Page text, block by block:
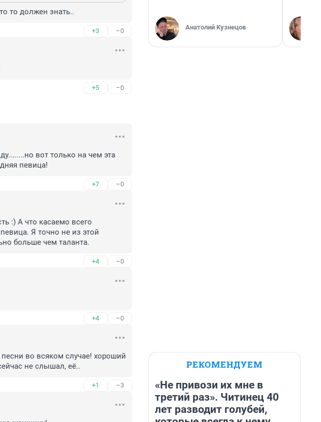
то должен знать..
+3 –0
+5 –0
вот только на чем эта
певица!
+7 –0
:) А что касаемо всего
Я точно не из этой
больше чем таланта.
+4 –0
+4 –0
во всяком случае! хороший
не слышал, её..
+1 –3
Анатолий Кузнецов
РЕКОМЕНДУЕМ
«Не привози их мне в
третий раз». Читинец 40
лет разводит голубей,